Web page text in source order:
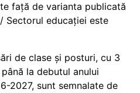
față de varianta publicată
Sectorul educației este
de clase și posturi, cu 3
la debutul anului
2027, sunt semnalate de